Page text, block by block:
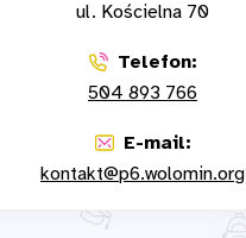
ul. Kościelna 70
Telefon:
504 893 766
E-mail:
kontakt@p6.wolomin.org